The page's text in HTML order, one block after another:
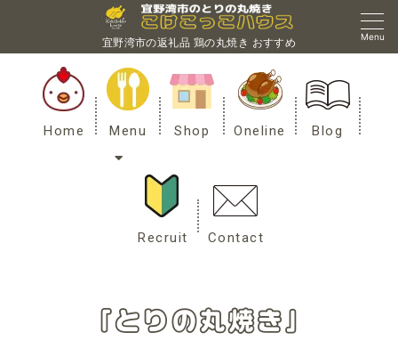
Menu
宜野湾市の返礼品 鶏の丸焼き おすすめ
Home Menu Shop Oneline Blog
Recruit Contact
「とりの丸焼き」